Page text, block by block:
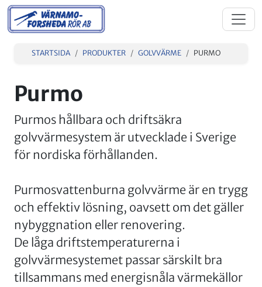
STARTSIDA PRODUKTER GOLVVÄRME PURMO
Purmo
Purmos hållbara och driftsäkra
golvvärmesystem är utvecklade i Sverige
för nordiska förhållanden.
Purmosvattenburna golvvärme är en trygg
och effektiv lösning, oavsett om det gäller
nybyggnation eller renovering.
De låga driftstemperaturerna i
golvvärmesystemet passar särskilt bra
tillsammans med energisnåla värmekällor